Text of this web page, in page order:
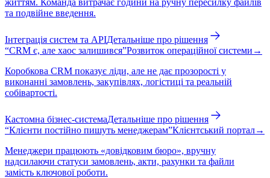
життям. Команда витрачає години на ручну пересилку файлів
та подвійне введення.
Інтеграція систем та APIДетальніше про рішення
“CRM є, але хаос залишився”Розвиток операційної системи →
Коробкова CRM показує ліди, але не дає прозорості у
виконанні замовлень, закупівлях, логістиці та реальній
собівартості.
Кастомна бізнес-системаДетальніше про рішення
“Клієнти постійно пишуть менеджерам”Клієнтський портал→
Менеджери працюють «довідковим бюро», вручну
надсилаючи статуси замовлень, акти, рахунки та файли
замість ключової роботи.